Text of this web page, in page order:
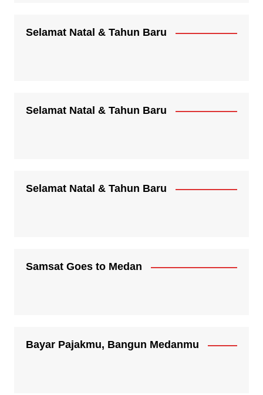
Selamat Natal & Tahun Baru
Selamat Natal & Tahun Baru
Selamat Natal & Tahun Baru
Samsat Goes to Medan
Bayar Pajakmu, Bangun Medanmu